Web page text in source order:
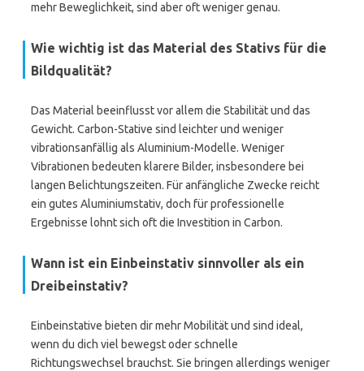
mehr Beweglichkeit, sind aber oft weniger genau.
Wie wichtig ist das Material des Stativs für die
Bildqualität?
Das Material beeinflusst vor allem die Stabilität und das
Gewicht. Carbon-Stative sind leichter und weniger
vibrationsanfällig als Aluminium-Modelle. Weniger
Vibrationen bedeuten klarere Bilder, insbesondere bei
langen Belichtungszeiten. Für anfängliche Zwecke reicht
ein gutes Aluminiumstativ, doch für professionelle
Ergebnisse lohnt sich oft die Investition in Carbon.
Wann ist ein Einbeinstativ sinnvoller als ein
Dreibeinstativ?
Einbeinstative bieten dir mehr Mobilität und sind ideal,
wenn du dich viel bewegst oder schnelle
Richtungswechsel brauchst. Sie bringen allerdings weniger